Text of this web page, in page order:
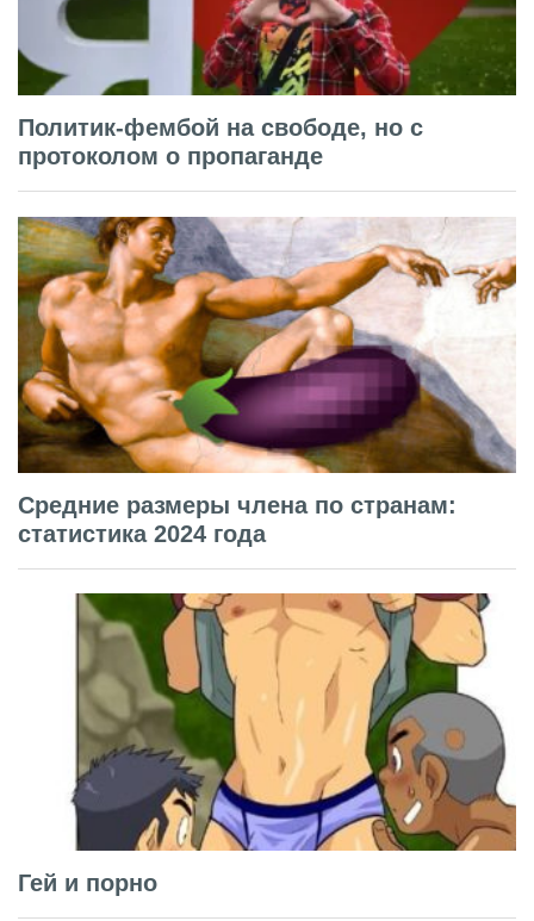
Политик-фембой на свободе, но с
протоколом о пропаганде
Средние размеры члена по странам:
статистика 2024 года
Гей и порно